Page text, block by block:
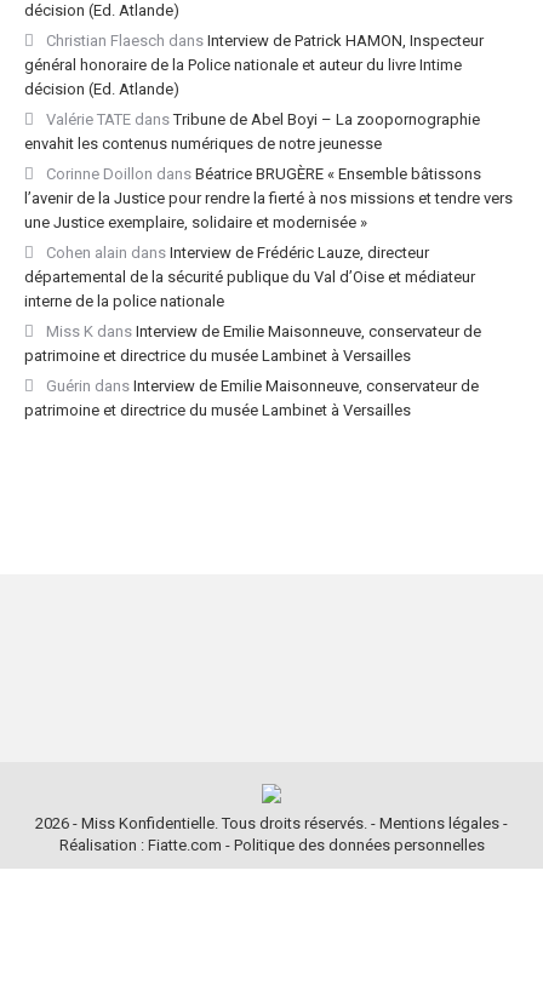
décision (Ed. Atlande)
Christian Flaesch dans Interview de Patrick HAMON, Inspecteur
général honoraire de la Police nationale et auteur du livre Intime
décision (Ed. Atlande)
Valérie TATE dansTribune de Abel Boyi – La zoopornographie
envahit les contenus numériques de notre jeunesse
Corinne Doillon dans Béatrice BRUGÈRE « Ensemble bâtissons
l’avenir de la Justice pour rendre la fierté à nos missions et tendre vers
une Justice exemplaire, solidaire et modernisée »
Cohen alain dans Interview de Frédéric Lauze, directeur
départemental de la sécurité publique du Val d’Oise et médiateur
interne de la police nationale
Miss K dans Interview de Emilie Maisonneuve, conservateur de
patrimoine et directrice du musée Lambinet à Versailles
Guérin dans Interview de Emilie Maisonneuve, conservateur de
patrimoine et directrice du musée Lambinet à Versailles
2026 - Miss Konfidentielle. Tous droits réservés. - Mentions légales -
Réalisation : Fiatte.com - Politique des données personnelles